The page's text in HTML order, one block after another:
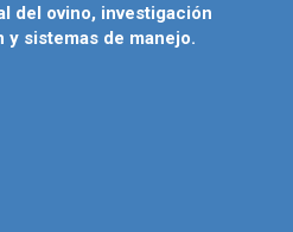
del ovino, investigación
y sistemas de manejo.